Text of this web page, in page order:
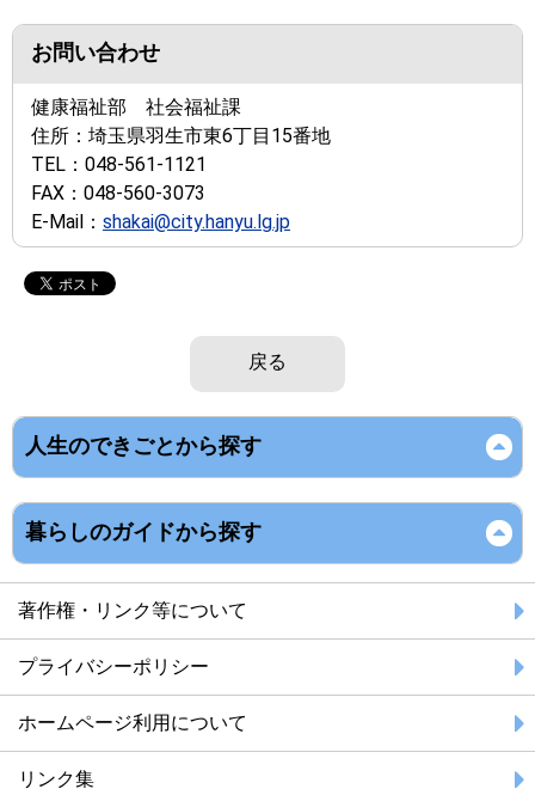
お問い合わせ
健康福祉部 社会福祉課
住所： 埼玉県羽生市東6丁目15番地
TEL： 048-561-1121
FAX： 048-560-3073
E-Mail： shakai@city.hanyu.lg.jp
戻る
人生のできごとから探す
暮らしのガイドから探す
著作権・リンク等について
プライバシーポリシー
ホームページ利用について
リンク集